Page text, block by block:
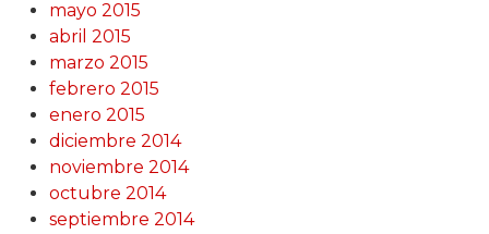
mayo 2015
abril 2015
marzo 2015
febrero 2015
enero 2015
diciembre 2014
noviembre 2014
octubre 2014
septiembre 2014